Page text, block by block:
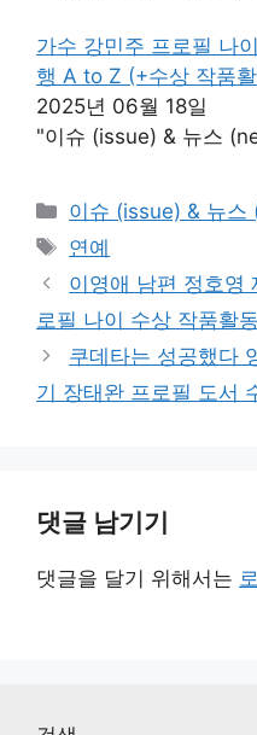
가수 강민주 프로필 나
행 A to Z (+수상 작품
2025년 06월 18일
"이슈 (issue) & 뉴스
카
테
리
이슈 (issue) & 뉴스
태
그
연예
이영애 남편 정호영
로필 나이 수상 작품활
쿠데타는 성공했다
기 장태완 프로필 도서
댓글 남기기
댓글을 달기 위해서는